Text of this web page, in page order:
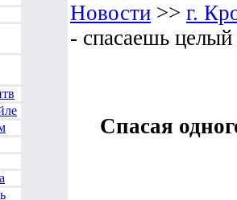
Новости >> г.
- спасаешь
Спасая